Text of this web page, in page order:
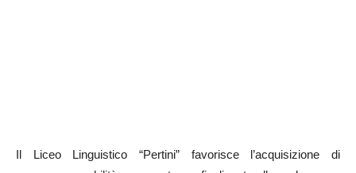
Il Liceo Linguistico “Pertini” favorisce l’acquisizione di